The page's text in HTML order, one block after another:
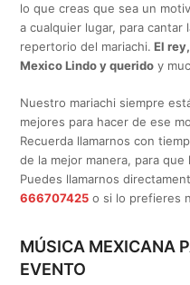
lo que creas que sea un
a cualquier lugar, para cantar
repertorio del mariachi. El
Mexico Lindo y querido y
Nuestro mariachi siempre
mejores para hacer de ese
Recuerda llamarnos con
de la mejor manera, para
Puedes llamarnos
666707425 o si lo prefieres
MÚSICA MEXICANA
EVENTO